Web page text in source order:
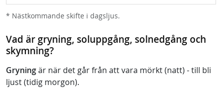
* Nästkommande skifte i dagsljus.
Vad är gryning, soluppgång, solnedgång och
skymning?
Gryningär när det går från att vara mörkt (natt) - till bli
ljust (tidig morgon).